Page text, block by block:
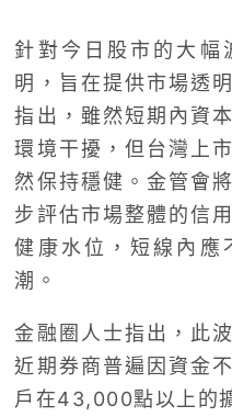
針對今日股市的大幅
明，旨在提供市場透
指出，雖然短期內資
環境干擾，但台灣上
然保持穩健。金管會
步評估市場整體的信
健康水位，短線內應
潮。
金融圈人士指出，此
近期券商普遍因資金
戶在43,000點以上的